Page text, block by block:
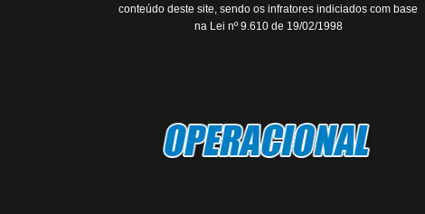
conteúdo deste site, sendo os infratores indiciados com base
na Lei nº 9.610 de 19/02/1998